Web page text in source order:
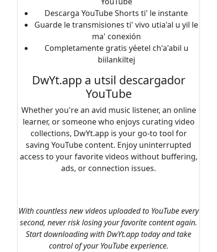
Descarga YouTube Shorts ti' le instante
Guarde le transmisiones ti' vivo utia'al u yil le
ma' conexión
Completamente gratis yéetel ch'a'abil u
biilankiltej
DwYt.app a utsil descargador
YouTube
Whether you're an avid music listener, an online
learner, or someone who enjoys curating video
collections, DwYt.app is your go-to tool for
saving YouTube content. Enjoy uninterrupted
access to your favorite videos without buffering,
ads, or connection issues.
With countless new videos uploaded to YouTube every
second, never risk losing your favorite content again.
Start downloading with DwYt.app today and take
control of your YouTube experience.